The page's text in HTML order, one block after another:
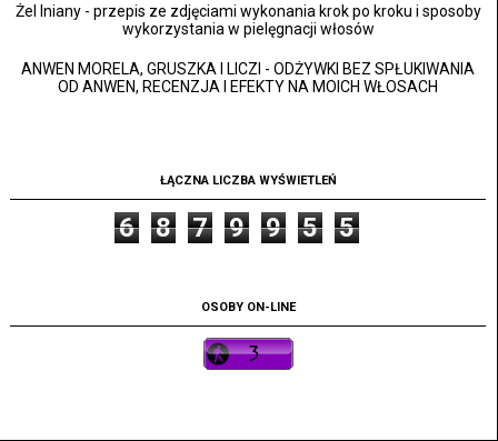
Żel lniany - przepis ze zdjęciami wykonania krok po kroku i sposoby
wykorzystania w pielęgnacji włosów
ANWEN MORELA, GRUSZKA I LICZI - ODŻYWKI BEZ SPŁUKIWANIA
OD ANWEN, RECENZJA I EFEKTY NA MOICH WŁOSACH
ŁĄCZNA LICZBA WYŚWIETLEŃ
6 8 7 9 9 5 5
OSOBY ON-LINE